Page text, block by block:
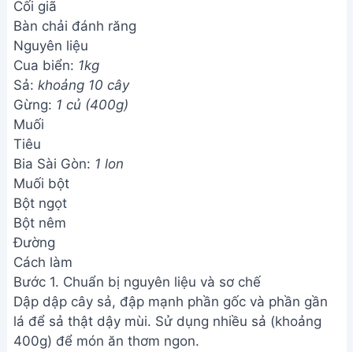
Cối giã
Bàn chải đánh răng
Nguyên liệu
Cua biển: 1kg
Sả: khoảng 10 cây
Gừng: 1 củ (400g)
Muối
Tiêu
Bia Sài Gòn: 1 lon
Muối bột
Bột ngọt
Bột nêm
Đường
Cách làm
Bước 1. Chuẩn bị nguyên liệu và sơ chế
Dập dập cây sả, đập mạnh phần gốc và phần gần
lá để sả thật dậy mùi. Sử dụng nhiều sả (khoảng
400g) để món ăn thơm ngon.